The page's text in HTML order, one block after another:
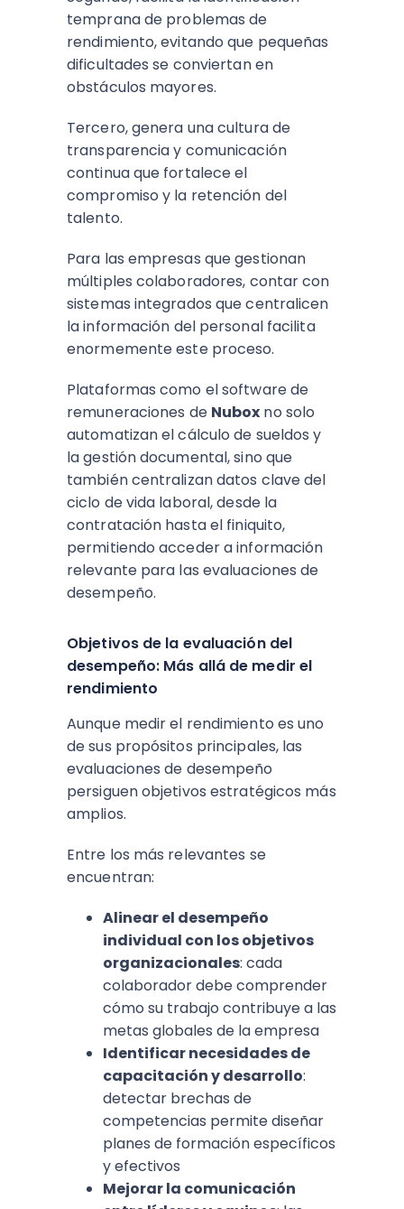
temprana de problemas de
rendimiento, evitando que pequeñas
dificultades se conviertan en
obstáculos mayores.
Tercero, genera una cultura de
transparencia y comunicación
continua que fortalece el
compromiso y la retención del
talento.​
Para las empresas que gestionan
múltiples colaboradores, contar con
sistemas integrados que centralicen
la información del personal facilita
enormemente este proceso.
Plataformas como el software de
remuneraciones de Nubox no solo
automatizan el cálculo de sueldos y
la gestión documental, sino que
también centralizan datos clave del
ciclo de vida laboral, desde la
contratación hasta el finiquito,
permitiendo acceder a información
relevante para las evaluaciones de
desempeño.​
Objetivos de la evaluación del
desempeño: Más allá de medir el
rendimiento
Aunque medir el rendimiento es uno
de sus propósitos principales, las
evaluaciones de desempeño
persiguen objetivos estratégicos más
amplios.
Entre los más relevantes se
encuentran:​
Alinear el desempeño
individual con los objetivos
organizacionales: cada
colaborador debe comprender
cómo su trabajo contribuye a las
metas globales de la empresa
Identificar necesidades de
capacitación y desarrollo:
detectar brechas de
competencias permite diseñar
planes de formación específicos
y efectivos
Mejorar la comunicación